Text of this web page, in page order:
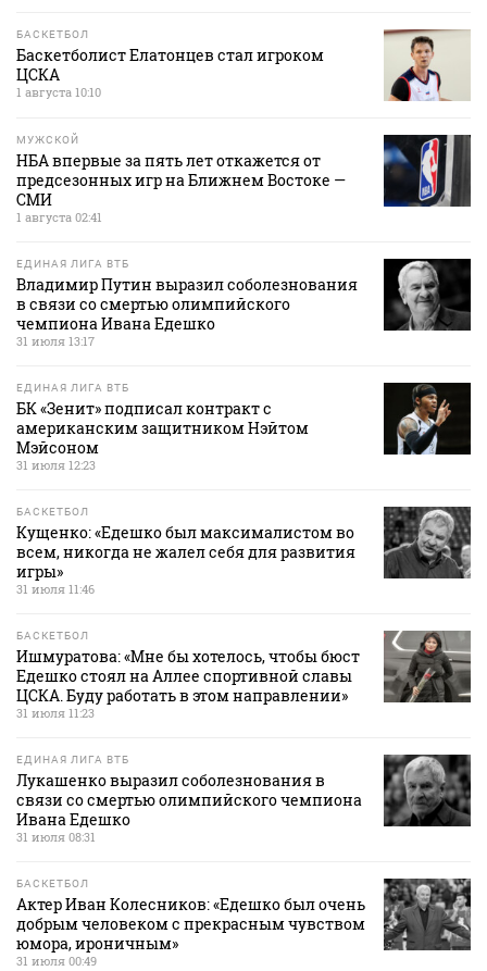
БАСКЕТБОЛ
Баскетболист Елатонцев стал игроком
ЦСКА
1 августа 10:10
МУЖСКОЙ
НБА впервые за пять лет откажется от
предсезонных игр на Ближнем Востоке —
СМИ
1 августа 02:41
ЕДИНАЯ ЛИГА ВТБ
Владимир Путин выразил соболезнования
в связи со смертью олимпийского
чемпиона Ивана Едешко
31 июля 13:17
ЕДИНАЯ ЛИГА ВТБ
БК «Зенит» подписал контракт с
американским защитником Нэйтом
Мэйсоном
31 июля 12:23
БАСКЕТБОЛ
Кущенко: «Едешко был максималистом во
всем, никогда не жалел себя для развития
игры»
31 июля 11:46
БАСКЕТБОЛ
Ишмуратова: «Мне бы хотелось, чтобы бюст
Едешко стоял на Аллее спортивной славы
ЦСКА. Буду работать в этом направлении»
31 июля 11:23
ЕДИНАЯ ЛИГА ВТБ
Лукашенко выразил соболезнования в
связи со смертью олимпийского чемпиона
Ивана Едешко
31 июля 08:31
БАСКЕТБОЛ
Актер Иван Колесников: «Едешко был очень
добрым человеком с прекрасным чувством
юмора, ироничным»
31 июля 00:49